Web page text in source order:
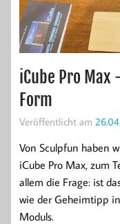
iCube Pro
Form
Veröffentlicht am
Von Sculpfun haben
iCube Pro Max, zum
allem die Frage: ist
wie der Geheimtipp
Moduls.